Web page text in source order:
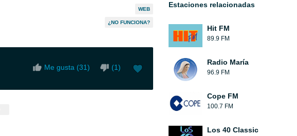
WEB
¿NO FUNCIONA?
Me gusta (31) (1)
Estaciones relacionadas
Hit FM
89.9 FM
Radio María
96.9 FM
Cope FM
100.7 FM
Los 40 Classic